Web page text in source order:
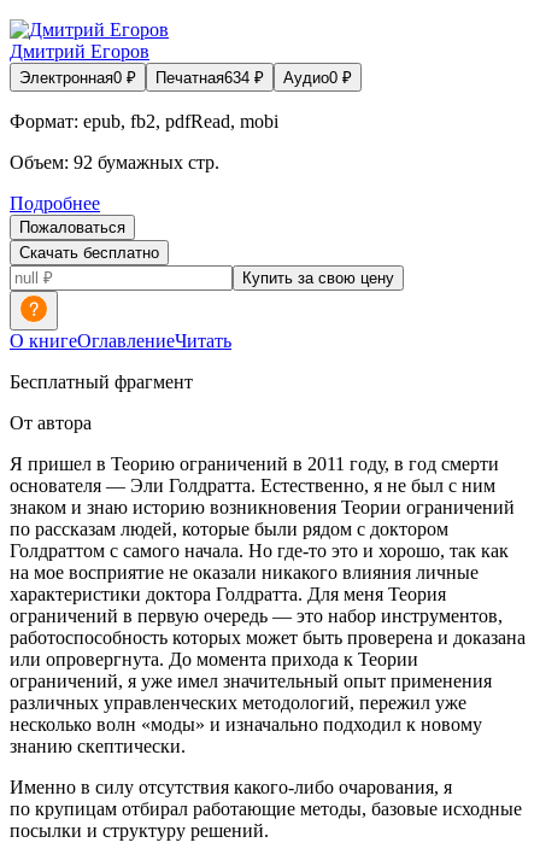
Дмитрий Егоров
Электронная0 ₽ Печатная634 ₽ Аудио0 ₽
Формат: epub, fb2, pdfRead, mobi
Объем: 92 бумажных стр.
Подробнее
Пожаловаться
Скачать бесплатно
Купить за свою цену
О книгеОглавлениеЧитать
Бесплатный фрагмент
От автора
Я пришел в Теорию ограничений в 2011 году, в год смерти
основателя — Эли Голдратта. Естественно, я не был с ним
знаком и знаю историю возникновения Теории ограничений
по рассказам людей, которые были рядом с доктором
Голдраттом с самого начала. Но где-то это и хорошо, так как
на мое восприятие не оказали никакого влияния личные
характеристики доктора Голдратта. Для меня Теория
ограничений в первую очередь — это набор инструментов,
работоспособность которых может быть проверена и доказана
или опровергнута. До момента прихода к Теории
ограничений, я уже имел значительный опыт применения
различных управленческих методологий, пережил уже
несколько волн «моды» и изначально подходил к новому
знанию скептически.
Именно в силу отсутствия какого-либо очарования, я
по крупицам отбирал работающие методы, базовые исходные
посылки и структуру решений.